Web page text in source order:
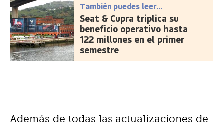
También puedes leer...
Seat & Cupra triplica su
beneficio operativo hasta
122 millones en el primer
semestre
Además de todas las actualizaciones de